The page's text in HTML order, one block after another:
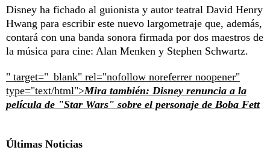
Disney ha fichado al guionista y autor teatral David Henry
Hwang para escribir este nuevo largometraje que, además,
contará con una banda sonora firmada por dos maestros de
la música para cine: Alan Menken y Stephen Schwartz.
" target="_blank" rel="nofollow noreferrer noopener"
type="text/html">Mira también: Disney renuncia a la
película de "Star Wars" sobre el personaje de Boba Fett
Últimas Noticias